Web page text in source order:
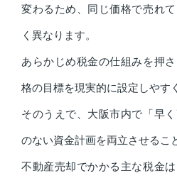
変わるため、同じ価格で売れ
く異なります。
あらかじめ税金の仕組みを押
格の目標を現実的に設定しやす
そのうえで、大阪市内で「早
のない資金計画を両立させるこ
不動産売却でかかる主な税金は